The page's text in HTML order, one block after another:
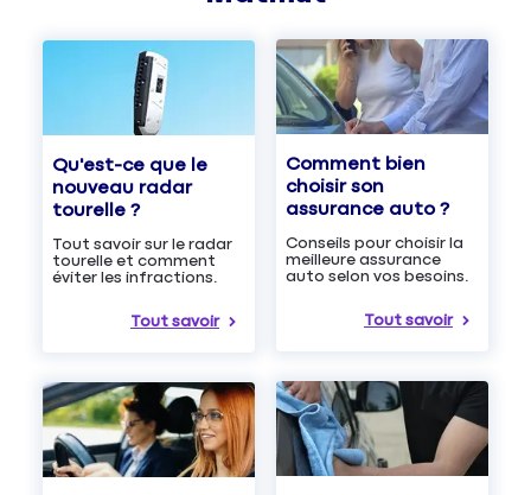
Qu'est-ce que le
nouveau radar
tourelle ?
Tout savoir sur le radar
tourelle et comment
éviter les infractions.
Tout savoir
Comment bien
choisir son
assurance auto ?
Conseils pour choisir la
meilleure assurance
auto selon vos besoins.
Tout savoir